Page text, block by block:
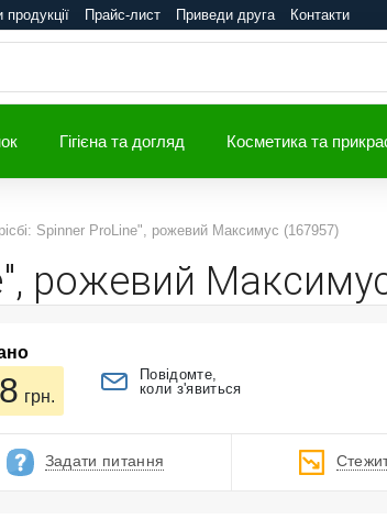
продукції Прайс-лист Приведи друга Контакти
Гігієна та догляд Косметика та
Spinner ProLine", рожевий Максимус (167957)
рожевий
грн.
Повідомте,
коли з'явиться
Задати питання